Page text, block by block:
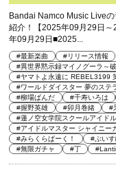
Bandai Namco Music Live
紹介！【2025年09月29日
年09月29日■2025...
#最新楽曲
#リリース情報
#異世界黙示録マイノグーラ～
#ヤマトよ永遠に REBEL3199
#ワールドダイスター 夢のステ
#柳場ぱんだ
#千寿いろは
#握野英雄
#卯月巻緒 #
#蓮ノ空女学院スクールアイド
#アイドルマスター シャイニー
#みらくらぱーく！
#ぶいす
#無限ガチャ
#丁